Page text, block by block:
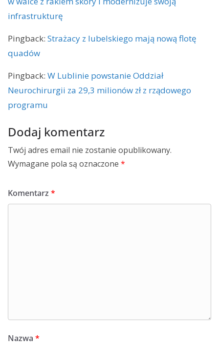
infrastrukturę
Pingback: Strażacy z lubelskiego mają nową flotę
quadów
Pingback: W Lublinie powstanie Oddział
Neurochirurgii za 29,3 milionów zł z rządowego
programu
Dodaj komentarz
Twój adres email nie zostanie opublikowany.
Wymagane pola są oznaczone *
Komentarz *
Nazwa *